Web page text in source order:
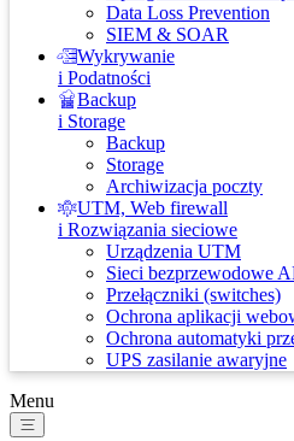
Data Loss Prevention
SIEM & SOAR
Wykrywanie
i Podatności
Backup
i Storage
Backup
Storage
Archiwizacja poczty
UTM, Web firewall
i Rozwiązania sieciowe
Urządzenia UTM
Sieci bezprzewodowe
Przełączniki (switches)
Ochrona aplikacji
Ochrona automatyki
UPS zasilanie awaryjne
Menu